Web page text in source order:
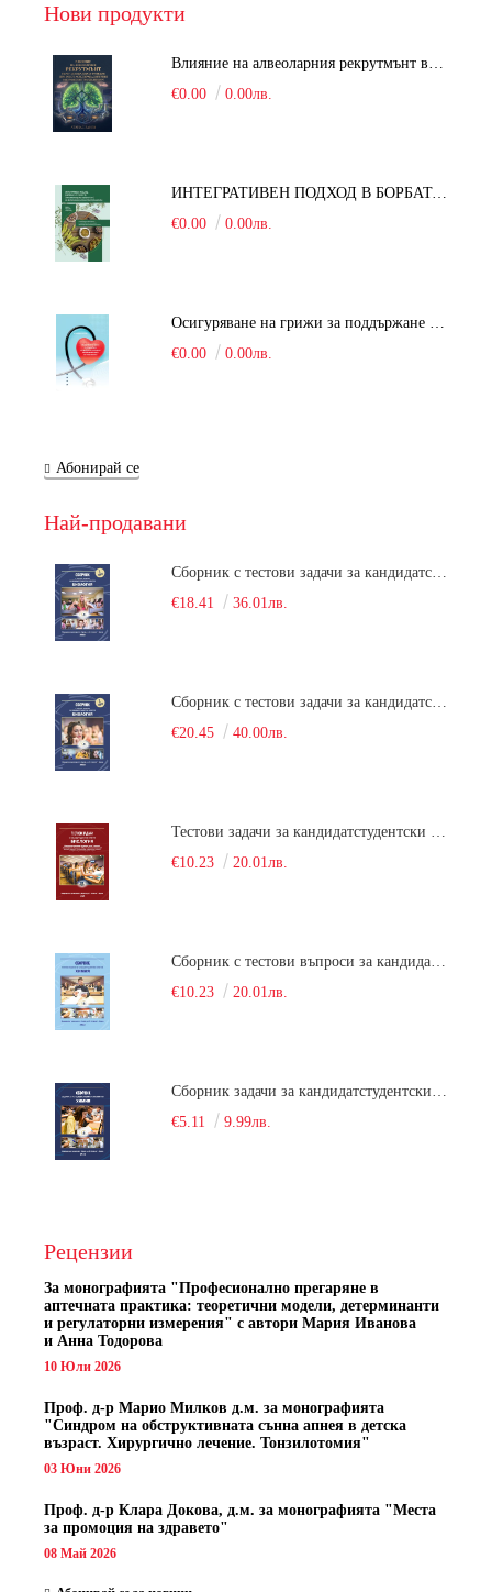
Нови продукти
€0.00
0.00лв.
ИНТЕГРАТИВЕН ПОДХОД В БОРБАТА С COVID-19: От патогенезата на Sars-Cov-2 до фитомедицината и етноботаниката. Антивирусна активност и терапевтичен потенциал на българските лечебни растения
€0.00
0.00лв.
€0.00
0.00лв.
Абонирай се
Най-продавани
€18.41
36.01лв.
€20.45
40.00лв.
€10.23
20.01лв.
€10.23
20.01лв.
€5.11
9.99лв.
Рецензии
За монографията "Професионално прегаряне в
аптечната практика: теоретични модели, детерминанти
и регулаторни измерения" с автори Мария Иванова
и Анна Тодорова
10 Юли 2026
Проф. д-р Марио Милков д.м. за монографията
"Синдром на обструктивната сънна апнея в детска
възраст. Хирургично лечение. Тонзилотомия"
03 Юни 2026
Проф. д-р Клара Докова, д.м. за монографията "Места
за промоция на здравето"
08 Май 2026